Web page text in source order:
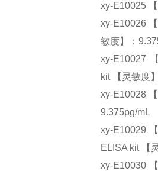
xy-E10025
xy-E10026
敏度】：
xy-E10027
kit 【灵敏度
xy-E10028
9.375pg/mL
xy-E10029
ELISA kit 【
xy-E10030